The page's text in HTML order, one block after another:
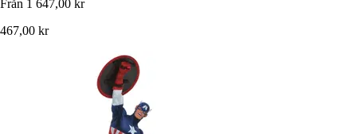
Från 1 647,00 kr
467,00 kr